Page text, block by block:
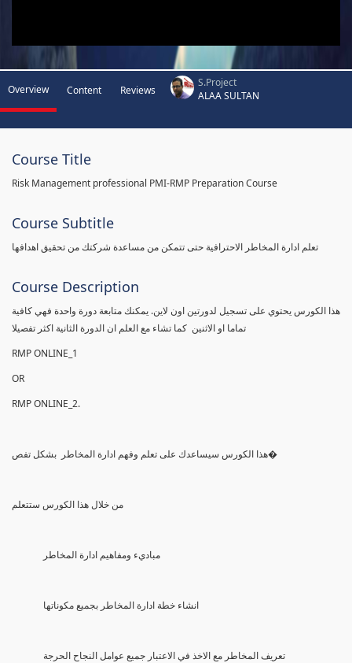
Overview Content Reviews
S.Project
ALAA SULTAN
Course Title
Risk Management professional PMI-RMP Preparation Course
Course Subtitle
تعلم ادارة المخاطر الاحترافية حتى تتمكن من مساعدة شركتك من تحقيق اهدافها
Course Description
هذا الكورس يحتوي على تسجيل لدورتين اون لاين. يمكنك متابعة دورة واحدة فهي كافية
تماما او الاثنين كما تشاء مع العلم ان الدورة الثانية اكثر تفصيلا
RMP ONLINE_1
OR
RMP ONLINE_2.
هذا الكورس سيساعدك على تعلم وفهم ادارة المخاطر بشكل تفص�
من خلال هذا الكورس ستتعلم
مباديء ومفاهيم ادارة المخاطر
انشاء خطة ادارة المخاطر بجميع مكوناتها
تعريف المخاطر مع الاخذ في الاعتبار جميع عوامل النجاح الحرجة